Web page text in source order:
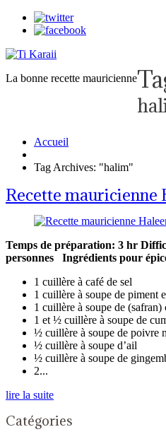
La bonne recette mauricienne
Accueil
Tag Archives: "halim"
Recette
Temps de préparation: 3 hr
personnes
Ingrédients pour
1 cuillère à café de sel
1 cuillère à soupe de piment
1 cuillère à soupe de (safran)
1 et ½ cuillère à soupe de
½ cuillère à soupe de poivre
½ cuillère à soupe d’ail
½ cuillère à soupe de
2...
lire la suite
Catégories